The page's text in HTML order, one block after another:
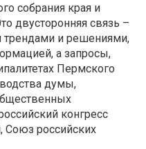
собрания края и
двусторонняя связь –
и решениями,
а запросы,
Пермского
думы,
конгресс
Союз российских